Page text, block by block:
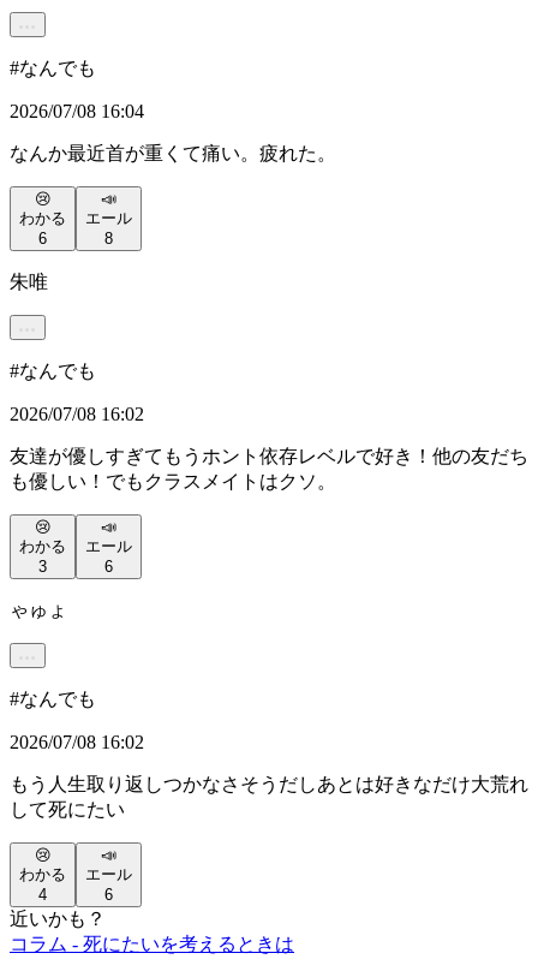
#なんでも
2026/07/08 16:04
なんか最近首が重くて痛い。疲れた。
😢
わかる
6
📣
エール
8
朱唯
#なんでも
2026/07/08 16:02
友達が優しすぎてもうホント依存レベルで好き！他の友だち
も優しい！でもクラスメイトはクソ。
😢
わかる
3
📣
エール
6
ゃゅょ
#なんでも
2026/07/08 16:02
もう人生取り返しつかなさそうだしあとは好きなだけ大荒れ
して死にたい
😢
わかる
4
📣
エール
6
近いかも？
コラム - 死にたいを考えるときは